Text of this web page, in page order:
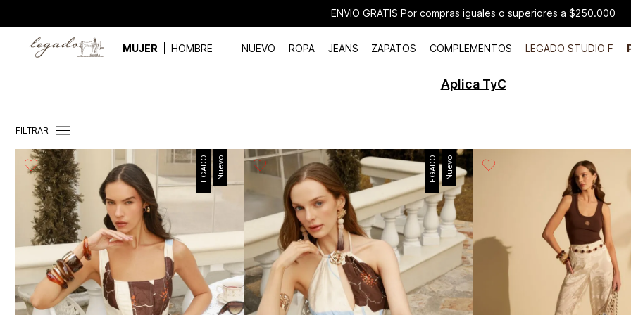
MUJER HOMBRE NUEVO ROPA JEANS ZAPATOS COMPLEMENTOS LEGADO STUDIO F
Aplica TyC
FILTRAR
Nuevo
LEGADO Nuevo
LEGADO